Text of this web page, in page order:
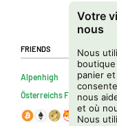
Votre
nous
Nous
panier
nous
et où
Nous
Friends
Alpenhigh
Österreichs